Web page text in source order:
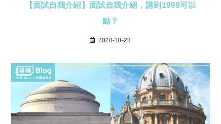
【面試自我介紹】面試自我介紹，講到1999可以
點？
2020-10-23